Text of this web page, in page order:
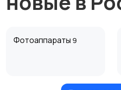
Фотоаппараты 9